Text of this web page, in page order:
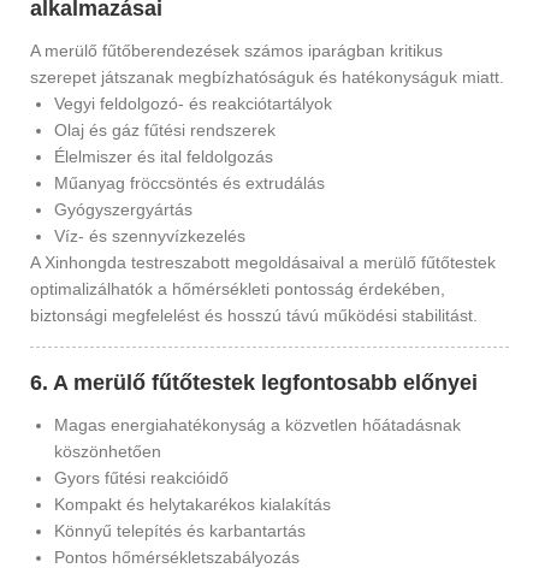
alkalmazásai
A merülő fűtőberendezések számos iparágban kritikus
szerepet játszanak megbízhatóságuk és hatékonyságuk miatt.
Vegyi feldolgozó- és reakciótartályok
Olaj és gáz fűtési rendszerek
Élelmiszer és ital feldolgozás
Műanyag fröccsöntés és extrudálás
Gyógyszergyártás
Víz- és szennyvízkezelés
A Xinhongda testreszabott megoldásaival a merülő fűtőtestek
optimalizálhatók a hőmérsékleti pontosság érdekében,
biztonsági megfelelést és hosszú távú működési stabilitást.
6. A merülő fűtőtestek legfontosabb előnyei
Magas energiahatékonyság a közvetlen hőátadásnak
köszönhetően
Gyors fűtési reakcióidő
Kompakt és helytakarékos kialakítás
Könnyű telepítés és karbantartás
Pontos hőmérsékletszabályozás